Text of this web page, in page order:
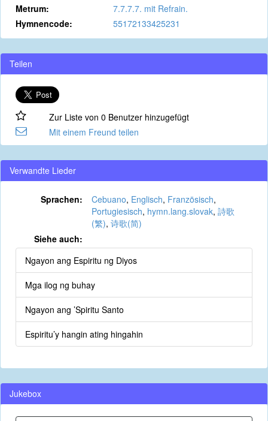
Metrum:
7.7.7.7. mit Refrain.
Hymnencode:
55172133425231
Teilen
Zur Liste von 0 Benutzer hinzugefügt
Mit einem Freund teilen
Verwandte Lieder
Sprachen: Cebuano, Englisch, Französisch,
Portugiesisch, hymn.lang.slovak, 詩歌
(繁), 诗歌(简)
Siehe auch:
Ngayon ang Espiritu ng Diyos
Mga ilog ng buhay
Ngayon ang ’Spiritu Santo
Espiritu’y hangin ating hingahin
Jukebox